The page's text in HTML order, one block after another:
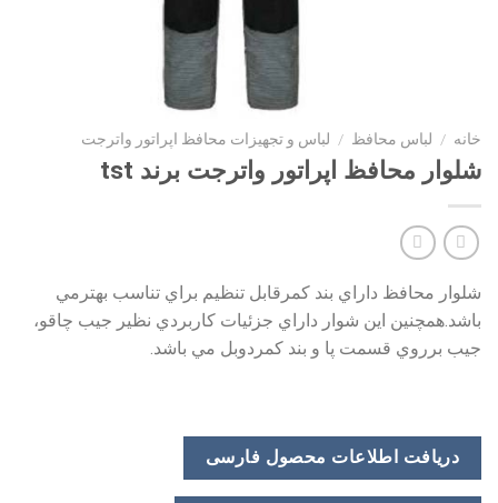
خانه / لباس محافظ / لباس و تجهیزات محافظ اپراتور واترجت
شلوار محافظ اپراتور واترجت برند tst
شلوار محافظ داراي بند كمرقابل تنظيم براي تناسب بهترمي
باشد.همچنين اين شوار داراي جزئيات كاربردي نظير جيب چاقو،
جيب برروي قسمت پا و بند كمردوبل مي باشد.
دریافت اطلاعات محصول فارسی